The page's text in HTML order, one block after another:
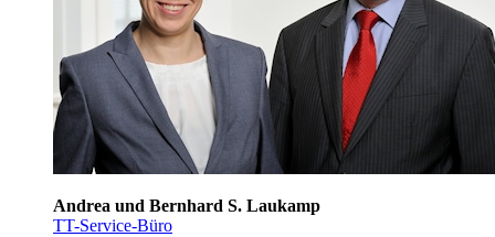
Andrea und Bernhard S. Laukamp
TT-Service-Büro